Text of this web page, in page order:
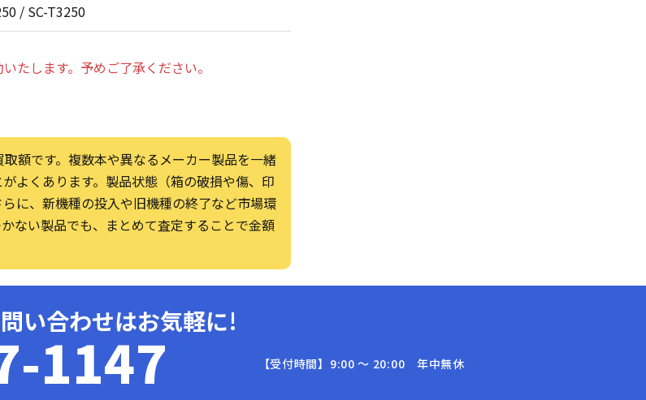
/ SC-T3250
たします。予めご了承ください。
額です。複数本や異なるメーカー製品を一緒
よくあります。製品状態（箱の破損や傷、印
に、新機種の投入や旧機種の終了など市場環
ない製品でも、まとめて査定することで金額
い合わせはお気軽に!
1147 【受付時間】9:00 〜 20:00 年中無休